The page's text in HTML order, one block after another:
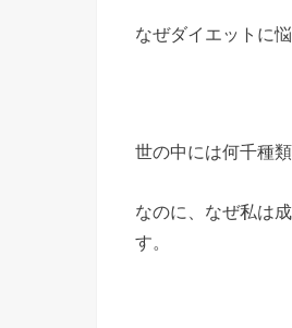
なぜダイエットに
世の中には何千種
なのに、なぜ私は
す。